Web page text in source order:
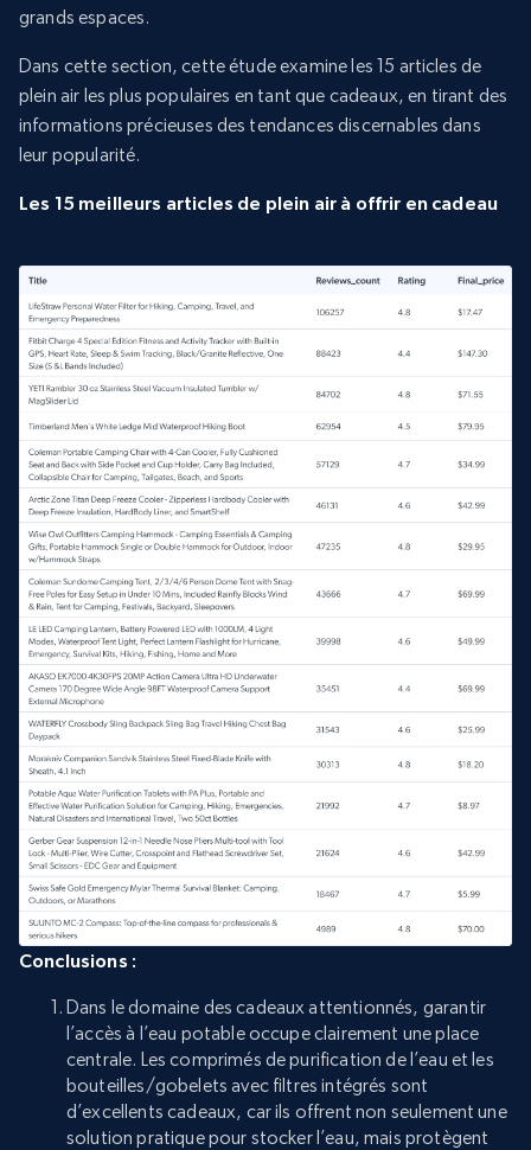
grands espaces.
Dans cette section, cette étude examine les 15 articles de
plein air les plus populaires en tant que cadeaux, en tirant des
informations précieuses des tendances discernables dans
leur popularité.
Les 15 meilleurs articles de plein air à offrir en cadeau
Conclusions :
Dans le domaine des cadeaux attentionnés, garantir
l’accès à l’eau potable occupe clairement une place
centrale. Les comprimés de purification de l’eau et les
bouteilles/gobelets avec filtres intégrés sont
d’excellents cadeaux, car ils offrent non seulement une
solution pratique pour stocker l’eau, mais protègent